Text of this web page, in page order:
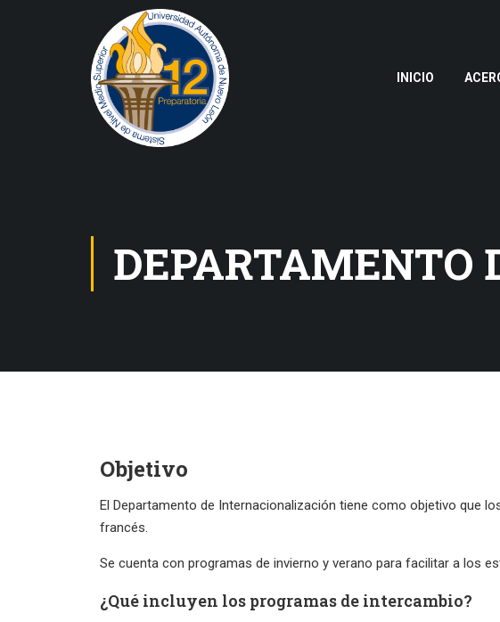
INICIO
DEPARTAMENTO
Objetivo
El Departamento de Internacionalización tiene como objetivo que
francés.
Se cuenta con programas de invierno y verano para facilitar a los
¿Qué incluyen los programas de intercambio?